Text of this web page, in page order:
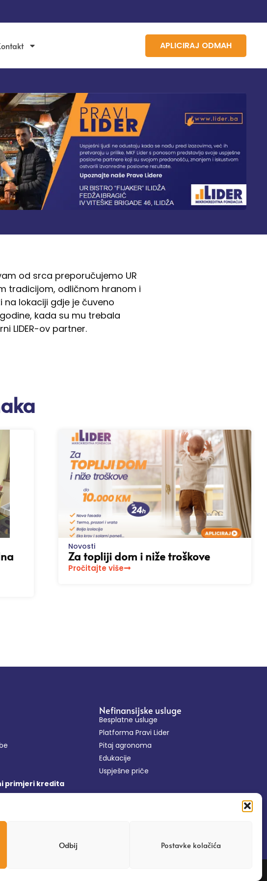
Odbij Postavke kolačića
APLICIRAJ ODMAH
od srca preporučujemo UR
tradicijom, odličnom hranom i
na lokaciji gdje je čuveno
kada su mu trebala
LIDER-ov partner.
Novosti
Za topliji dom i niže troškove
Pročitajte više
primjeri kredita
Nefinansijske usluge
Besplatne usluge
Platforma Pravi Lider
Pitaj agronoma
Edukacije
Uspješne priče